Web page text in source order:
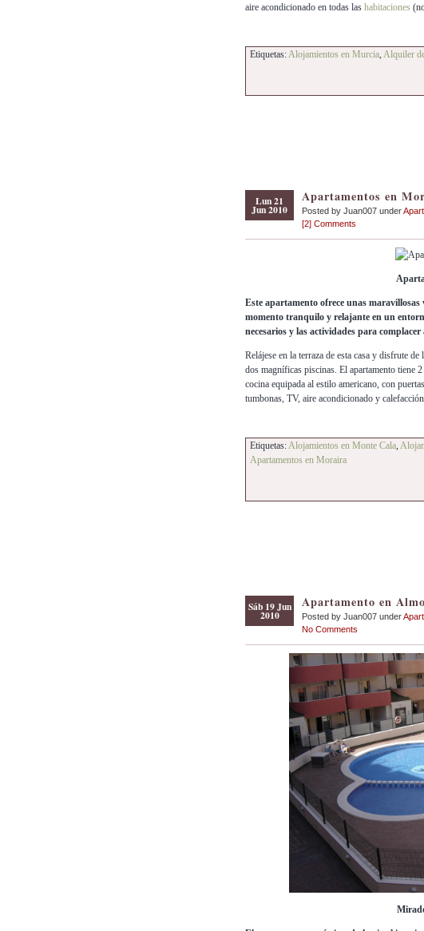
aire acondicionado en todas las habitaciones
Etiquetas:Alojamientos en Murcia, Alquiler
Lun 21
Jun 2010
Apartamentos en
Posted by Juan007 under
[2] Comments
Este apartamento ofrece unas
momento tranquilo y relajante en un
necesarios y las actividades para complacer
Relájese en la terraza de esta casa y disfrute
dos magníficas piscinas. El apartamento tiene
cocina equipada al estilo americano, con
tumbonas, TV, aire acondicionado y
Etiquetas:Alojamientos en Monte Cala,
Apartamentos en Moraira
Sáb 19 Jun
2010
Apartamento en
Posted by Juan007 under
No Comments